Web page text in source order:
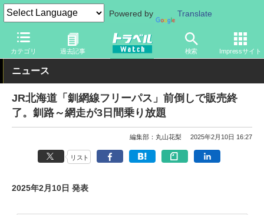
Powered by Translate
カテゴリ 過去記事 検索 Impressサイト
トラベル Watch 企業・政府・官庁 鉄道 JR
ニュース
JR北海道「釧網線フリーパス」前倒しで販売終
了。釧路～網走が3日間乗り放題
編集部：丸山花梨 2025年2月10日 16:27
リスト
2025年2月10日 発表